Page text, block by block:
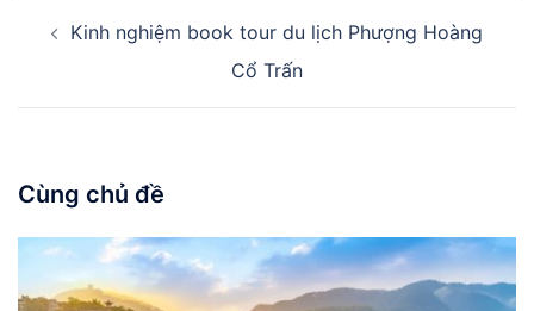
hướng
viết
Kinh nghiệm book tour du lịch Phượng Hoàng
Cổ Trấn
Cùng chủ đề